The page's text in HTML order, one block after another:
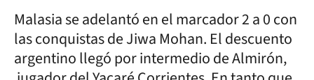
Malasia se adelantó en el marcador 2 a 0 con
las conquistas de Jiwa Mohan. El descuento
argentino llegó por intermedio de Almirón,